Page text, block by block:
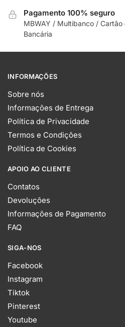
Pagamento 100% seguro
MBWAY / Multibanco /
Bancária
INFORMAÇÕES
Sobre nós
Informações de Entrega
Política de Privacidade
Termos e Condições
Política de Cookies
APOIO AO CLIENTE
Contatos
Devoluções
Informações de Pagamento
FAQ
SIGA-NOS
Facebook
Instagram
Tiktok
Pinterest
Youtube